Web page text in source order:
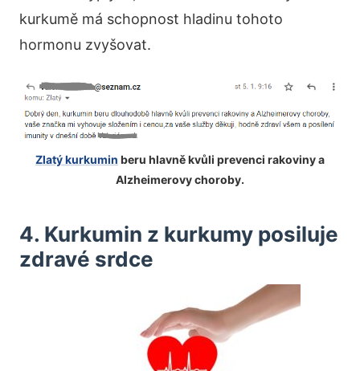
kurkumě má schopnost hladinu tohoto
hormonu zvyšovat.
Zlatý kurkumin beru hlavně kvůli prevenci rakoviny a
Alzheimerovy choroby.
4. Kurkumin z kurkumy posiluje
zdravé srdce